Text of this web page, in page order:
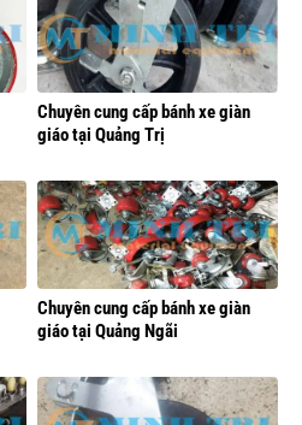
Chuyên cung cấp bánh xe giàn
giáo tại Quảng Trị
Chuyên cung cấp bánh xe giàn
giáo tại Quảng Ngãi